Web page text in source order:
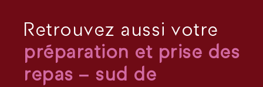
Retrouvez aussi votre
préparation et prise des
repas – sud de